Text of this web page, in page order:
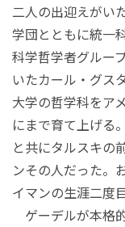
二人の出迎えがい
学団とともに統一
科学哲学者グルー
いたカール・グス
大学の哲学科をア
にまで育て上げる
と共にタルスキの
ンその人だった。
イマンの生涯二度
ゲーデルが本格